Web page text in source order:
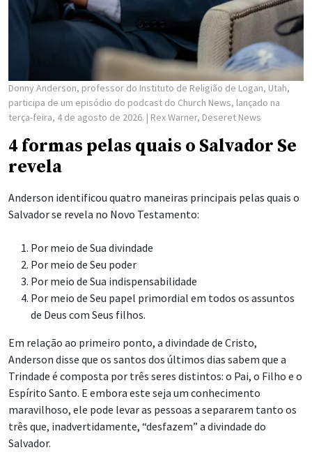
Donny Anderson, professor do Instituto de Religião de Logan, Utah,
participa de um episódio do podcast do Church News, lançado na
terça-feira, 4 de agosto de 2026. | Rex Warner, Deseret News
4 formas pelas quais o Salvador Se
revela
Anderson identificou quatro maneiras principais pelas quais o
Salvador se revela no Novo Testamento:
Por meio de Sua divindade
Por meio de Seu poder
Por meio de Sua indispensabilidade
Por meio de Seu papel primordial em todos os assuntos
de Deus com Seus filhos.
Em relação ao primeiro ponto, a divindade de Cristo,
Anderson disse que os santos dos últimos dias sabem que a
Trindade é composta por três seres distintos: o Pai, o Filho e o
Espírito Santo. E embora este seja um conhecimento
maravilhoso, ele pode levar as pessoas a separarem tanto os
três que, inadvertidamente, “desfazem” a divindade do
Salvador.